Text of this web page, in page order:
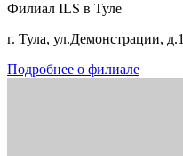
Филиал ILS в Туле
г. Тула, ул.Демонстрации,
Подробнее о филиале